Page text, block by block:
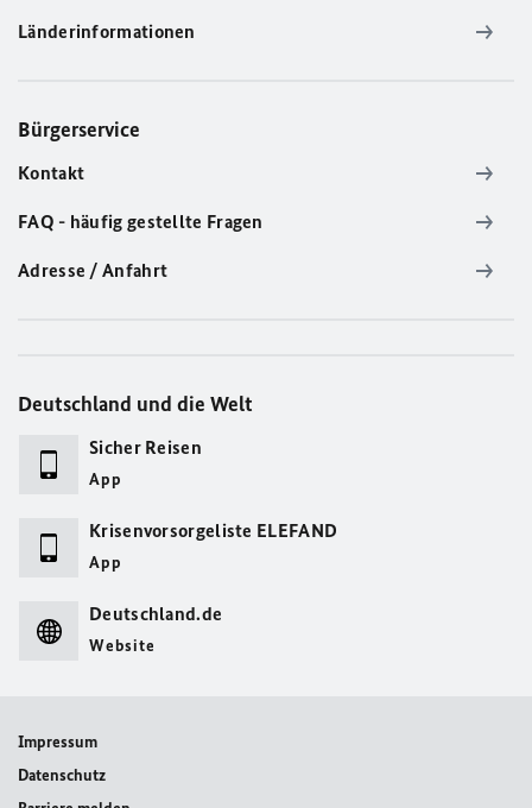
Länderinformationen
Bürgerservice
Kontakt
FAQ - häufig gestellte Fragen
Adresse / Anfahrt
Deutschland und die Welt
Sicher Reisen
App
Krisenvorsorgeliste ELEFAND
App
Deutschland.de
Website
Impressum
Datenschutz